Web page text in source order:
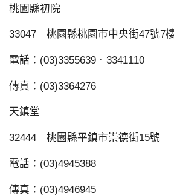
桃園縣初院
33047 桃園縣桃園市中央街47號7
電話：(03)3355639．3341110
傳真：(03)3364276
天鎮堂
32444 桃園縣平鎮市崇德街15號
電話：(03)4945388
傳真：(03)4946945